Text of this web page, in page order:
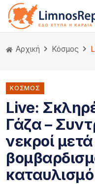
Αρχική Κόσμος
ΚΌΣΜΟΣ
Live:
Γάζα –
νεκροί
καταυλισμό